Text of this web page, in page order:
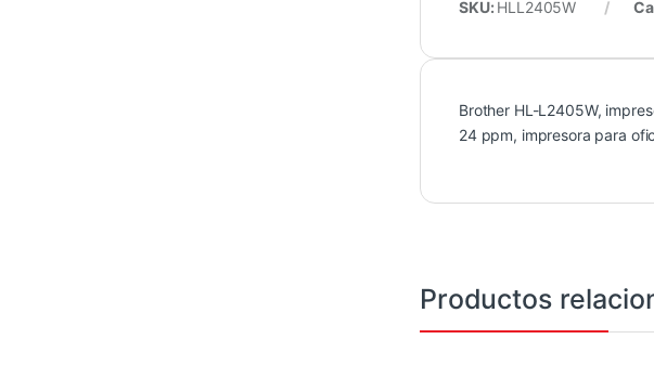
SKU: HLL2405W
Brother HL-L2405W,
24 ppm, impresora para
Productos